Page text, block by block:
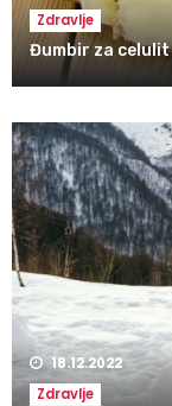
Zdravlje
Đumbir za
18.12.2022
Zdravlje